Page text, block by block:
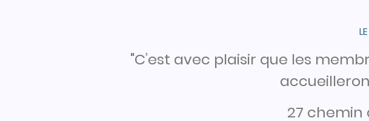
"C’est avec plaisir que les
27 chemin